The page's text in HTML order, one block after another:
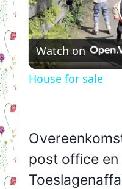
Watch on
House for sale
post office en